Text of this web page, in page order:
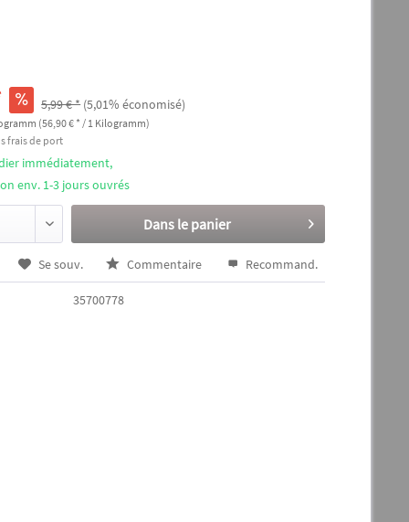
5,99 € * (5,01% économisé)
(56,90 € * / 1 Kilogramm)
frais de port
immédiatement,
env. 1-3 jours ouvrés
Dans le panier
Se souv. Commentaire Recommand.
35700778